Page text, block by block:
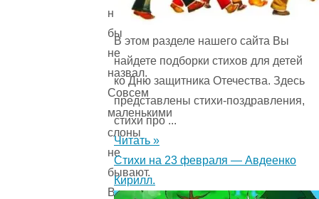
никто
бы
не
назвал.
Совсем
маленькими
слоны
не
бывают.
В
В этом разделе нашего сайта Вы
найдете подборки стихов для детей
ко Дню защитника Отечества. Здесь
представлены стихи-поздравления,
стихи про ...
Читать »
Стихи на 23 февраля — Авдеенко
Кирилл.